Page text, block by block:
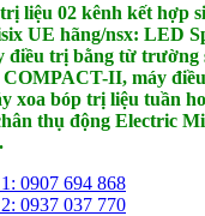
liệu 02 kênh kết hợp
UE hãng/nsx: LED
điều trị bằng từ trường
COMPACT-II, máy
xoa bóp trị liệu tuần
thụ động Electric
0907 694 868
0937 037 770